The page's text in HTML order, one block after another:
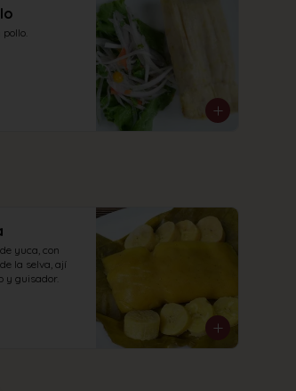
yuca, con
la selva, ají
y guisador.